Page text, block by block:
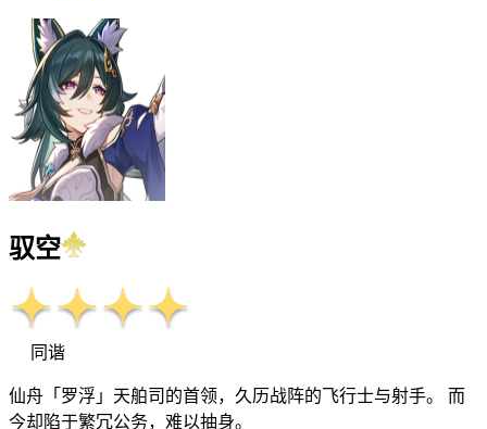
驭空
同谐
仙舟「罗浮」天舶司的首领，久历战阵的飞行士与射手。 而
今却陷于繁冗公务，难以抽身。